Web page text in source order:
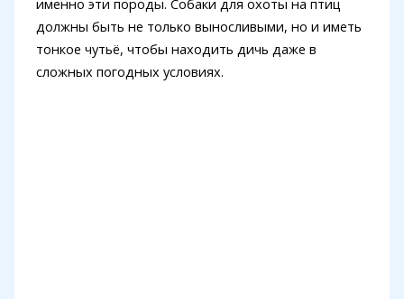
должны быть не только выносливыми, но и иметь
тонкое чутьё, чтобы находить дичь даже в
сложных погодных условиях.